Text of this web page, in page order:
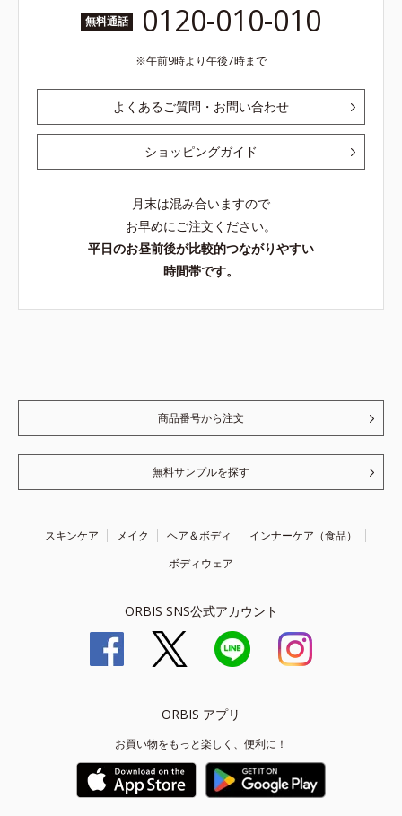
無料通話 0120-010-010
午前9時より午後7時まで
よくあるご質問・お問い合わせ
ショッピングガイド
月末は混み合いますので
お早めにご注文ください。
平日のお昼前後が比較的つながりやすい
時間帯です。
商品番号から注文
無料サンプルを探す
スキンケア メイク ヘア＆ボディ
インナーケア（食品）
ボディウェア
ORBIS SNS公式アカウント
ORBIS アプリ
お買い物をもっと楽しく、便利に！